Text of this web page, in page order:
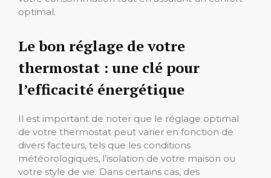
optimal.
Le bon réglage de votre
thermostat : une clé pour
l’efficacité énergétique
Il est important de noter que le réglage optimal
de votre thermostat peut varier en fonction de
divers facteurs, tels que les conditions
météorologiques, l’isolation de votre maison ou
votre style de vie. Dans certains cas, des